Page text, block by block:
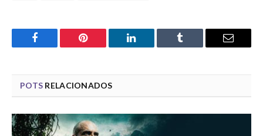
Facebook Pinterest LinkedIn Tumblr Email
POTS RELACIONADOS